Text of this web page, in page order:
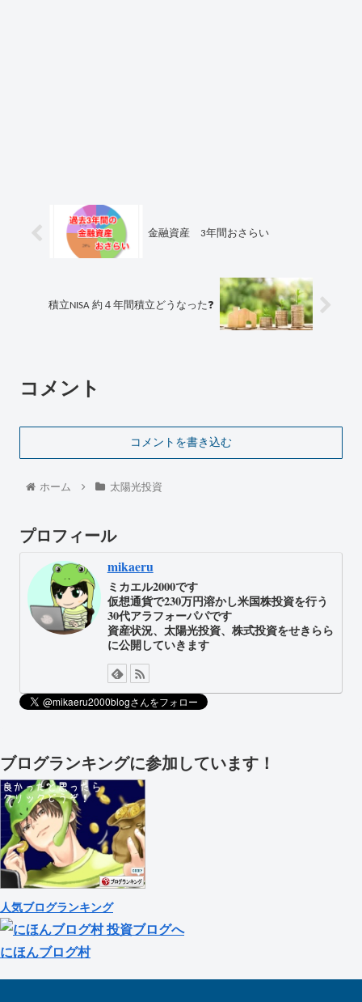
金融資産 3年間おさらい
積立NISA 約４年間積立どうなった❓
コメント
コメントを書き込む
ホーム 太陽光投資
プロフィール
mikaeru
ミカエル2000です
仮想通貨で230万円溶かし米国株投資を行う
30代アラフォーパパです
資産状況、太陽光投資、株式投資をせきらら
に公開していきます
ブログランキングに参加しています！
人気ブログランキング
にほんブログ村